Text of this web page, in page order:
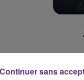
9h23
9h23
Continuer sans